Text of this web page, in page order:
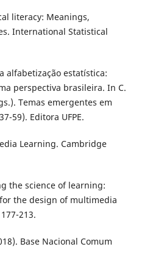
literacy: Meanings,
International Statistical
alfabetização estatística:
perspectiva brasileira. In C.
Temas emergentes em
59). Editora UFPE.
Learning. Cambridge
the science of learning:
the design of multimedia
213.
Base Nacional Comum